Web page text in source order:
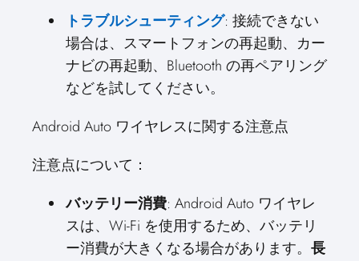
トラブルシューティング: 接続できない
場合は、スマートフォンの再起動、カー
ナビの再起動、Bluetooth の再ペアリング
などを試してください。
Android Auto ワイヤレスに関する注意点
注意点について：
バッテリー消費: Android Auto ワイヤレ
スは、Wi-Fi を使用するため、バッテリ
ー消費が大きくなる場合があります。 長